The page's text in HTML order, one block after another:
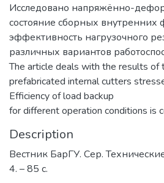
Исследовано напряжённо-
состояние сборных внутренних
эффективность нагрузочного
различных вариантов
The article deals with the results of
prefabricated internal cutters
Efficiency of load backup
for different operation conditions is
Description
Вестник БарГУ. Сер.
4. – 85 с.